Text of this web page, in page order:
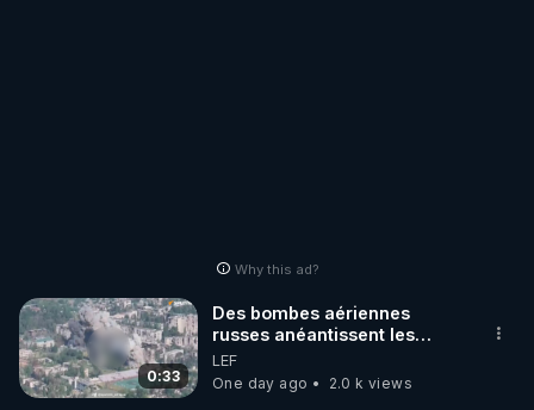
Why this ad?
0:33
Des bombes aériennes
russes anéantissent les
centres de contrôle de
drones de 3 brigades
ukrainienne
LEF
One day ago
2.0 k views